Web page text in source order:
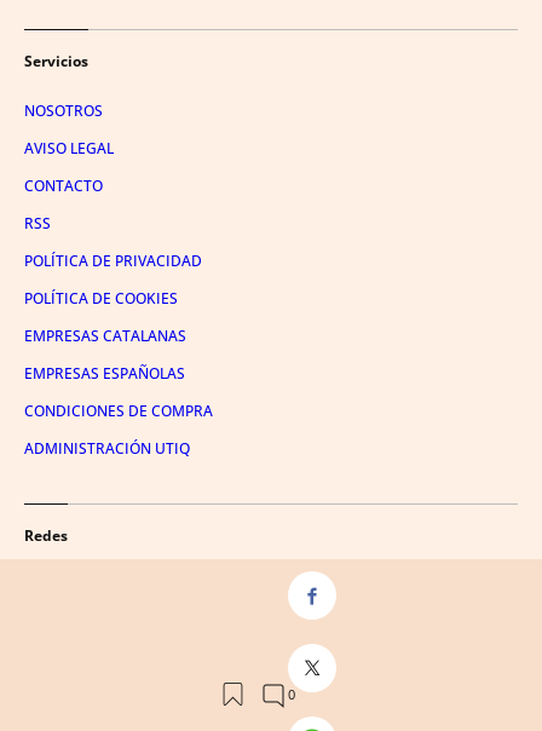
Servicios
NOSOTROS
AVISO LEGAL
CONTACTO
RSS
POLÍTICA DE PRIVACIDAD
POLÍTICA DE COOKIES
EMPRESAS CATALANAS
EMPRESAS ESPAÑOLAS
CONDICIONES DE COMPRA
ADMINISTRACIÓN UTIQ
Redes